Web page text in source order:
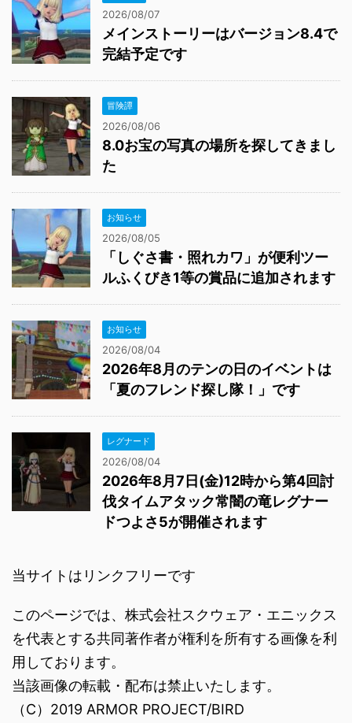
2026/08/07
メインストーリーはバージョン8.4で
完結予定です
冒険譚
2026/08/06
8.0お宝の写真の場所を探してきまし
た
お知らせ
2026/08/05
「しぐさ書・照れカワ」が便利ツー
ルふくびき1等の賞品に追加されます
お知らせ
2026/08/04
2026年8月のテンの日のイベントは
「夏のフレンド探し隊！」です
レグナード
2026/08/04
2026年8月7日(金)12時から第4回討
伐タイムアタック常闇の竜レグナー
ドつよさ5が開催されます
当サイトはリンクフリーです
このページでは、株式会社スクウェア・エニックス
を代表とする共同著作者が権利を所有する画像を利
用しております。
当該画像の転載・配布は禁止いたします。
（C）2019 ARMOR PROJECT/BIRD